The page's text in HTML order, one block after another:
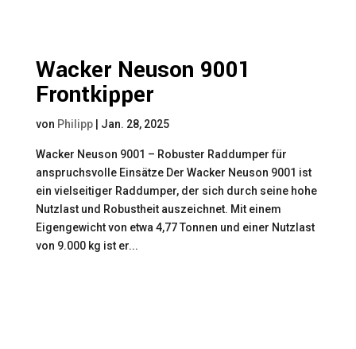
Wacker Neuson 9001
Frontkipper
von Philipp| Jan. 28, 2025
Wacker Neuson 9001 – Robuster Raddumper für
anspruchsvolle Einsätze Der Wacker Neuson 9001 ist
ein vielseitiger Raddumper, der sich durch seine hohe
Nutzlast und Robustheit auszeichnet. Mit einem
Eigengewicht von etwa 4,77 Tonnen und einer Nutzlast
von 9.000 kg ist er...